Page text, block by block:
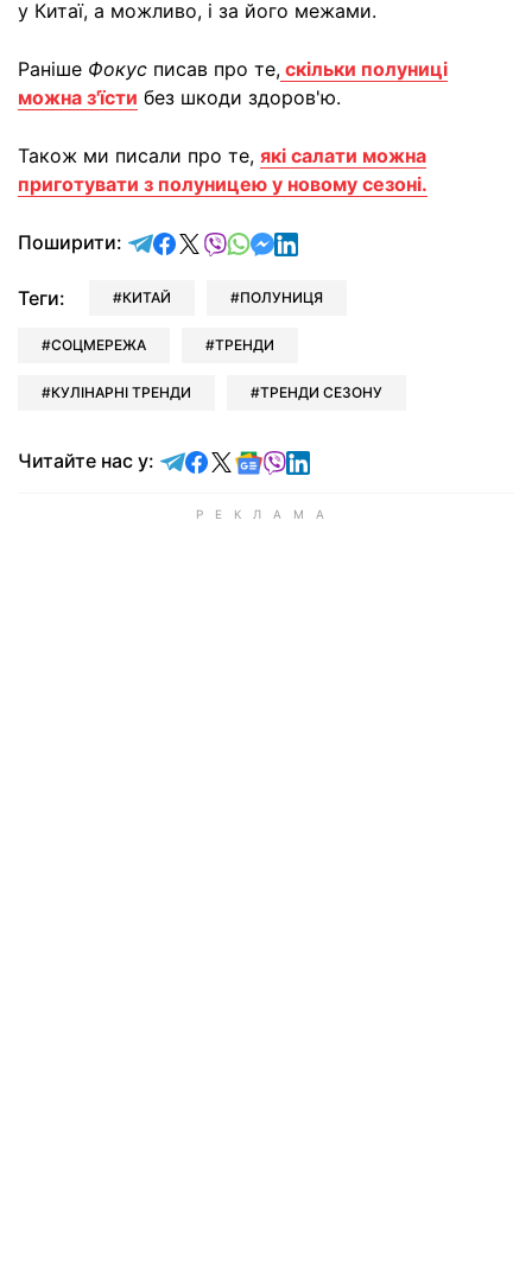
у Китаї, а можливо, і за його межами.
Раніше Фокус писав про те, скільки полуниці
можна з'їсти без шкоди здоров'ю.
Також ми писали про те, які салати можна
приготувати з полуницею у новому сезоні.
Поширити: відправити у Telegram
поділитись у Facebook
поділитись у X
відправити у Viber
відправити у Whatsapp
відправити у Messenger
відправити у LinkedIn
Теги: КИТАЙ ПОЛУНИЦЯ
СОЦМЕРЕЖА ТРЕНДИ
КУЛІНАРНІ ТРЕНДИ ТРЕНДИ СЕЗОНУ
Читайте нас у: Читайте у Telegram
Читайте у Facebook
Читайте у X
Читайте у Google news
Читайте у Viber
Читайте у LinkedIn